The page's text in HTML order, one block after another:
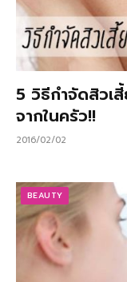
5 วิธีกำจัดสิวเ
จากในครัว!!
2016/02/02
BEAUTY